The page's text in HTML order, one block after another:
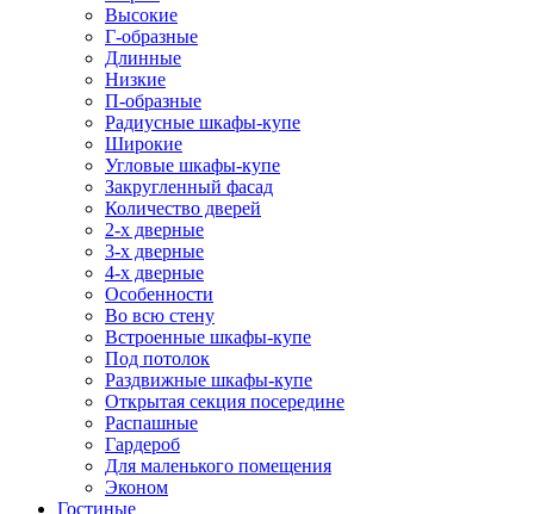
Высокие
Г-образные
Длинные
Низкие
П-образные
Радиусные шкафы-купе
Широкие
Угловые шкафы-купе
Закругленный фасад
Количество дверей
2-х дверные
3-х дверные
4-х дверные
Особенности
Во всю стену
Встроенные шкафы-купе
Под потолок
Раздвижные шкафы-купе
Открытая секция посередине
Распашные
Гардероб
Для маленького помещения
Эконом
Гостиные